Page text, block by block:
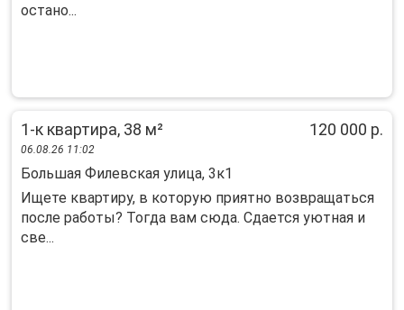
остано...
1-к квартира, 38 м² 120 000 р.
06.08.26 11:02
Большая Филевская улица, 3к1
Ищете квартиру, в которую приятно возвращаться
после работы? Тогда вам сюда. Сдается уютная и
све...